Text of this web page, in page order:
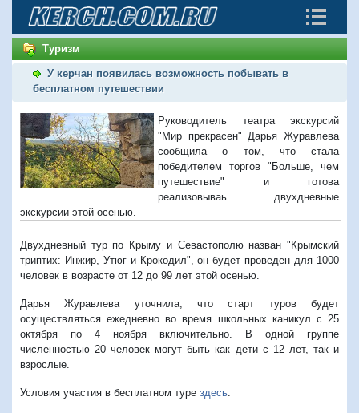
Туризм
У керчан появилась возможность побывать в
бесплатном путешествии
Руководитель театра экскурсий
"Мир прекрасен" Дарья Журавлева
сообщила о том, что стала
победителем торгов "Больше, чем
путешествие" и готова
реализовываь двухдневные
экскурсии этой осенью.
Двухдневный тур по Крыму и Севастополю назван "Крымский
триптих: Инжир, Утюг и Крокодил", он будет проведен для 1000
человек в возрасте от 12 до 99 лет этой осенью.
Дарья Журавлева уточнила, что старт туров будет
осуществляться ежедневно во время школьных каникул с 25
октября по 4 ноября включительно. В одной группе
численностью 20 человек могут быть как дети с 12 лет, так и
взрослые.
Условия участия в бесплатном туре здесь